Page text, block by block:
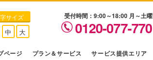
サイズ
中 大
受付時間：9:00～18:00 月～土曜
0120-077-770
ページ プラン＆サービス サービス提供エリア